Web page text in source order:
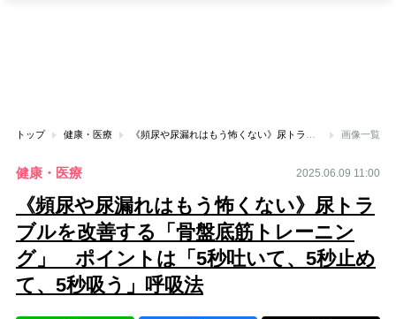
トップ 健康・医療 画像一覧
健康・医療 2025.06.09 11:00
《頻尿や尿漏れはもう怖くない》尿トラ
ブルを改善する「骨盤底筋トレーニン
グ」 ポイントは「5秒吐いて、5秒止め
て、5秒吸う」呼吸法